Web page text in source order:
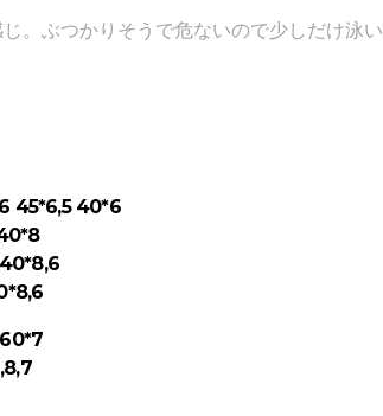
。ぶつかりそうで危ないので少しだけ泳い
45*6,5 40*6